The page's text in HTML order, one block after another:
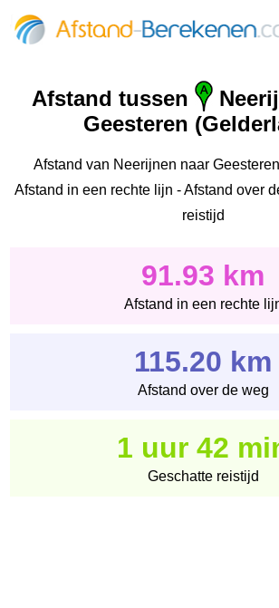
Afstand tussen
Geesteren
Afstand van Neerijnen naar
Afstand in een rechte lijn - Afstand over
reistijd
91.93 km
Afstand in een rechte
115.20 km
Afstand over de weg
1 uur 42
Geschatte reistijd